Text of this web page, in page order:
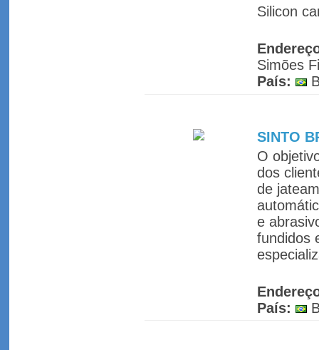
Silicon
Simões
País:
SINTO
O
dos
de
e
fundidos
País: